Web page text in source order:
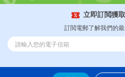
玩具車,貨車,火車及遙控
手工藝,文具,蠟筆,泥膠,畫
Miniso名創優品
立即訂閲獲
訂閲電郵了解我們的